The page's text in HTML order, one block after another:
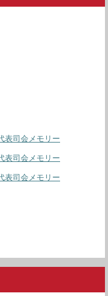
表司会メモリー
表司会メモリー
表司会メモリー